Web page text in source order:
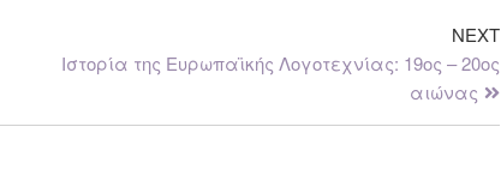
NEXT
Ιστορία της Ευρωπαϊκής Λογοτεχνίας: 19ος – 20ος
αιώνας